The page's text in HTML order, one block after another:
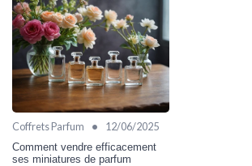
Coffrets Parfum • 12/06/2025
Comment vendre efficacement
ses miniatures de parfum